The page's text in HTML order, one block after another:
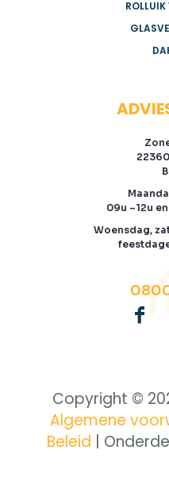
09u –12u
Woensdag,
Copyright ©
Algemene
Beleid |